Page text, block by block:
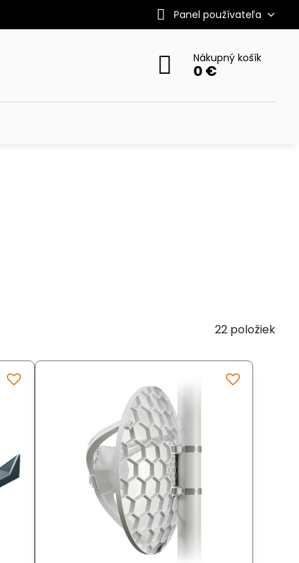
Panel používateľa
Nákupný košík
0 €
22 položiek